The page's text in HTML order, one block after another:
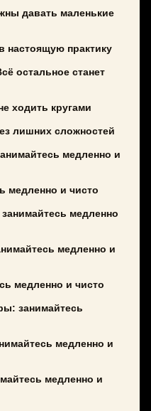
давать маленькие
настоящую практику
остальное станет
ходить кругами
лишних сложностей
медленно и
медленно и чисто
медленно
медленно и
медленно и чисто
занимайтесь
медленно и
медленно и